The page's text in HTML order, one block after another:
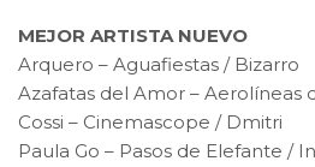
MEJOR ARTISTA NUEVO
Arquero – Aguafiestas / Bizarro
Azafatas del Amor – Aerolíneas
Cossi – Cinemascope / Dmitri
Paula Go – Pasos de Elefante /